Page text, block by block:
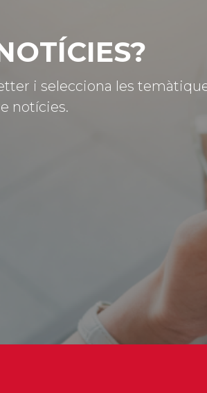
i selecciona les
notícies.